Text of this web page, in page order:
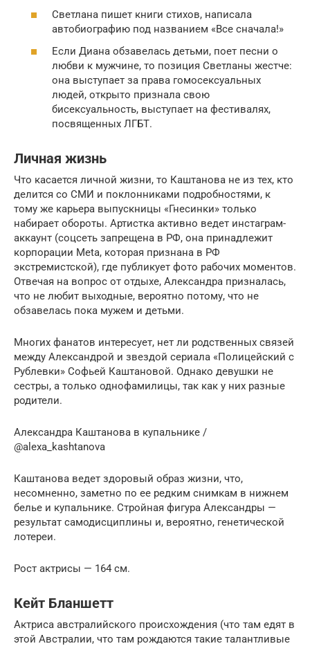
Светлана пишет книги стихов, написала
автобиографию под названием «Все сначала!»
Если Диана обзавелась детьми, поет песни о
любви к мужчине, то позиция Светланы жестче:
она выступает за права гомосексуальных
людей, открыто признала свою
бисексуальность, выступает на фестивалях,
посвященных ЛГБТ.
Личная жизнь
Что касается личной жизни, то Каштанова не из тех, кто
делится со СМИ и поклонниками подробностями, к
тому же карьера выпускницы «Гнесинки» только
набирает обороты. Артистка активно ведет инстаграм-
аккаунт (соцсеть запрещена в РФ, она принадлежит
корпорации Meta, которая признана в РФ
экстремистской), где публикует фото рабочих моментов.
Отвечая на вопрос от отдыхе, Александра призналась,
что не любит выходные, вероятно потому, что не
обзавелась пока мужем и детьми.
Многих фанатов интересует, нет ли родственных связей
между Александрой и звездой сериала «Полицейский с
Рублевки» Софьей Каштановой. Однако девушки не
сестры, а только однофамилицы, так как у них разные
родители.
Александра Каштанова в купальнике /
@alexa_kashtanova
Каштанова ведет здоровый образ жизни, что,
несомненно, заметно по ее редким снимкам в нижнем
белье и купальнике. Стройная фигура Александры —
результат самодисциплины и, вероятно, генетической
лотереи.
Рост актрисы — 164 см.
Кейт Бланшетт
Актриса австралийского происхождения (что там едят в
этой Австралии, что там рождаются такие талантливые